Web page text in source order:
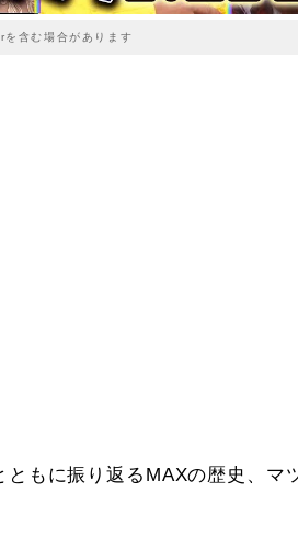
を含む場合があります
もに振り返るMAXの歴史、マ